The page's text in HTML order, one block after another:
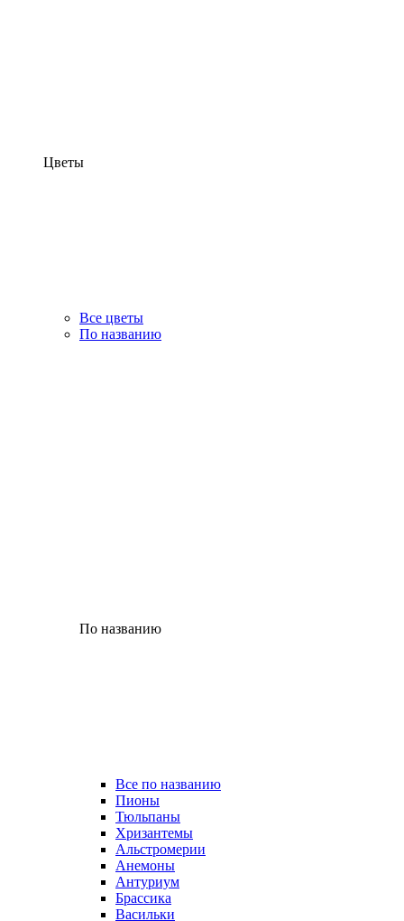
Цветы
Все цветы
По названию
По названию
Все по названию
Пионы
Тюльпаны
Хризантемы
Альстромерии
Анемоны
Антуриум
Брассика
Васильки